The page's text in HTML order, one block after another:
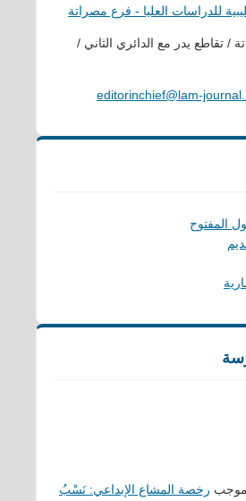
للدراسات العليا - فرع مصراتة
/ تقاطع يدر مع الدائري الثاني /
editorinchief@lam-
المفتوح
رخصة المشاع الإبداعي: نَسْبُ